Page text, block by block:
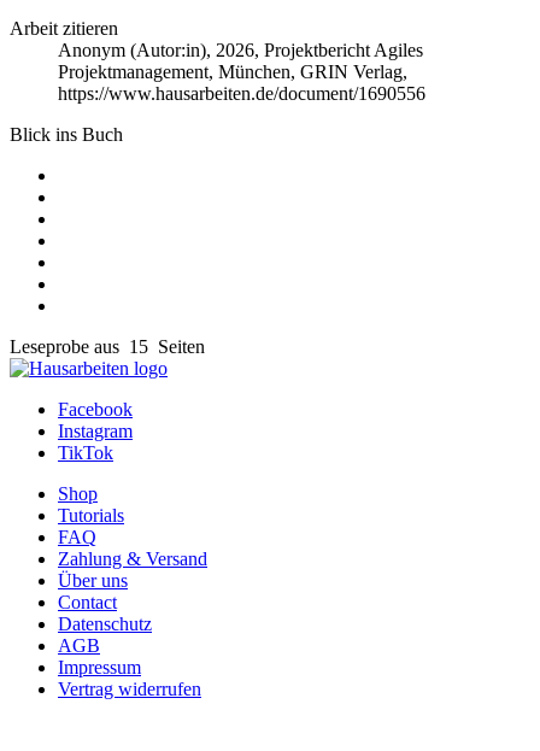
Arbeit zitieren
Anonym (Autor:in), 2026, Projektbericht Agiles
Projektmanagement, München, GRIN Verlag,
https://www.hausarbeiten.de/document/1690556
Blick ins Buch
Leseprobe aus 15 Seiten
Facebook
Instagram
TikTok
Shop
Tutorials
FAQ
Zahlung & Versand
Über uns
Contact
Datenschutz
AGB
Impressum
Vertrag widerrufen